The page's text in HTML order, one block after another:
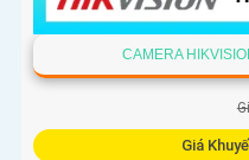
CAMERA
Giá